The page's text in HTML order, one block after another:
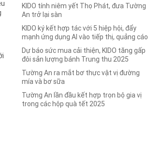
KIDO tính niêm yết Thọ Phát, đưa Tường
An trở lại sàn
KIDO ký kết hợp tác với 5 hiệp hội, đẩy
mạnh ứng dụng AI vào tiếp thị, quảng cáo
Dự báo sức mua cải thiện, KIDO tăng gấp
đôi sản lượng bánh Trung thu 2025
Tường An ra mắt bơ thực vật vị đường
mía và bơ sữa
Tường An lần đầu kết hợp trọn bộ gia vị
trong các hộp quà tết 2025